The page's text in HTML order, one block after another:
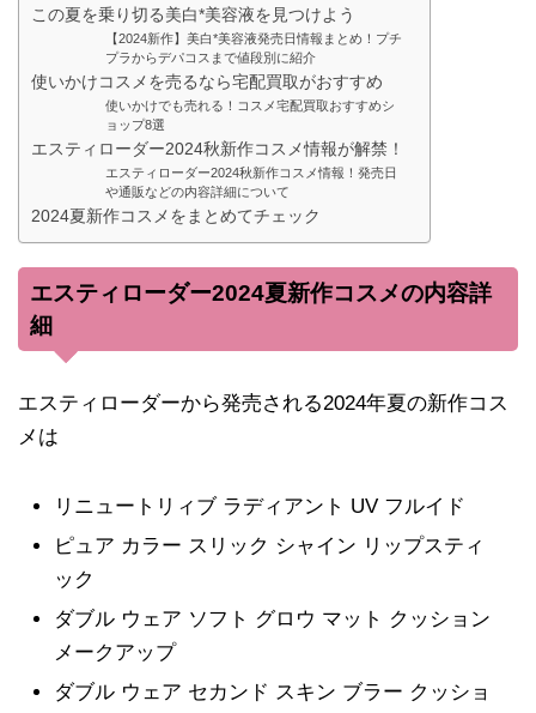
この夏を乗り切る美白*美容液を見つけよう
【2024新作】美白*美容液発売日情報まとめ！プチ
プラからデパコスまで値段別に紹介
使いかけコスメを売るなら宅配買取がおすすめ
使いかけでも売れる！コスメ宅配買取おすすめシ
ョップ8選
エスティローダー2024秋新作コスメ情報が解禁！
エスティローダー2024秋新作コスメ情報！発売日
や通販などの内容詳細について
2024夏新作コスメをまとめてチェック
エスティローダー2024夏新作コスメの内容詳
細
エスティローダーから発売される2024年夏の新作コス
メは
リニュートリィブ ラディアント UV フルイド
ピュア カラー スリック シャイン リップスティ
ック
ダブル ウェア ソフト グロウ マット クッション
メークアップ
ダブル ウェア セカンド スキン ブラー クッショ